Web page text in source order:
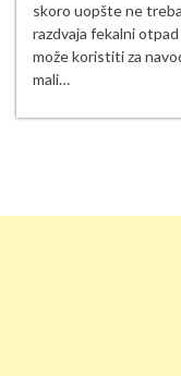
skoro uopšte ne
razdvaja fekalni
može koristiti za
mali…